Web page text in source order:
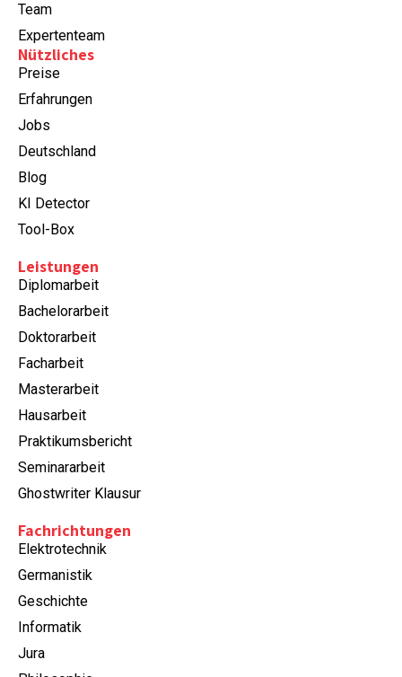
Team
Expertenteam
Nützliches
Preise
Erfahrungen
Jobs
Deutschland
Blog
KI Detector
Tool-Box
Leistungen
Diplomarbeit
Bachelorarbeit
Doktorarbeit
Facharbeit
Masterarbeit
Hausarbeit
Praktikumsbericht
Seminararbeit
Ghostwriter Klausur
Fachrichtungen
Elektrotechnik
Germanistik
Geschichte
Informatik
Jura